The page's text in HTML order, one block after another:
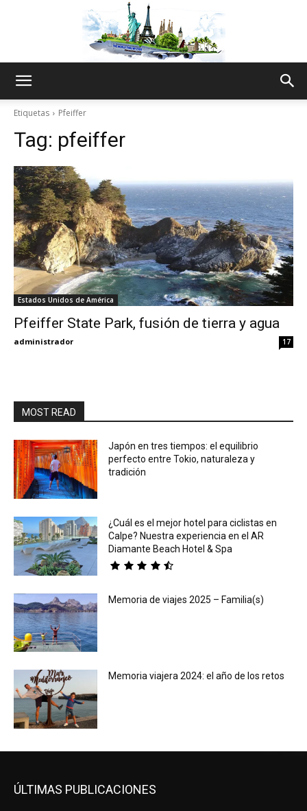
Thru
My
Etiquetas Pfeiffer
Tag: pfeiffer
Estados Unidos de América
Pfeiffer State Park, fusión de tierra y agua
administrador 17
MOST READ
Japón en tres tiempos: el equilibrio
perfecto entre Tokio, naturaleza y
tradición
¿Cuál es el mejor hotel para ciclistas en
Calpe? Nuestra experiencia en el AR
Diamante Beach Hotel & Spa
Memoria de viajes 2025 – Familia(s)
Memoria viajera 2024: el año de los retos
ÚLTIMAS PUBLICACIONES